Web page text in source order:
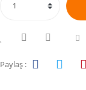
Paylaş :